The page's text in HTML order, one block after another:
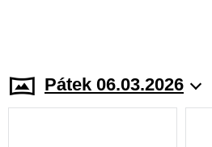
Pátek 06.03.2026